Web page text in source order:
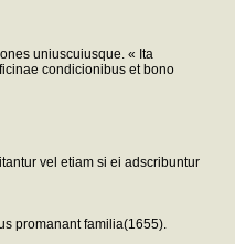
uniuscuiusque. « Ita
condicionibus et bono
vel etiam si ei adscribuntur
promanant familia(1655).